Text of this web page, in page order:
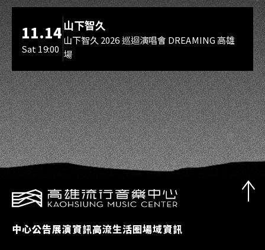
11.14
Sat 19:00
山下智久
山下智久 2026 巡迴演唱會 DREAMING 高雄
場
中心公告展演資訊高流生活圈場域資訊